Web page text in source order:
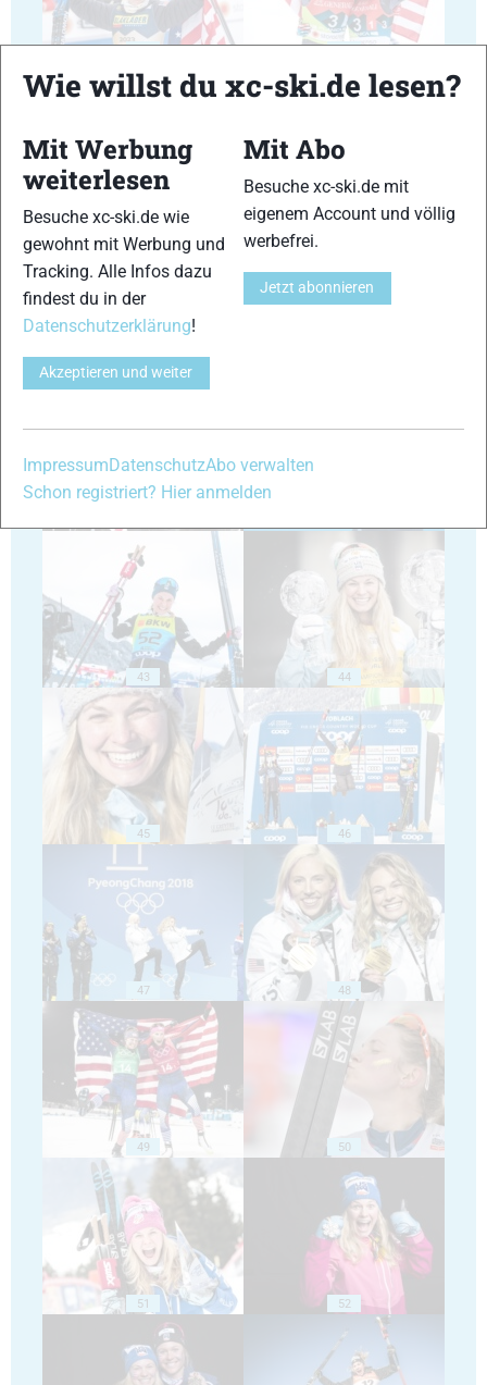
35 36
39
43 44
45 46
47 48
49 50
51 52
Wie willst du xc-ski.de lesen?
Mit Werbung
weiterlesen
Besuche xc-ski.de wie
gewohnt mit Werbung und
Tracking. Alle Infos dazu
findest du in der
Datenschutzerklärung!
Akzeptieren und weiter
Mit Abo
Besuche xc-ski.de mit
eigenem Account und völlig
werbefrei.
Jetzt abonnieren
Impressum DatenschutzAbo verwalten
Schon registriert? Hier anmelden